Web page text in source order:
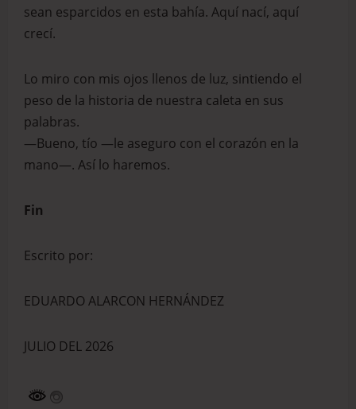
sean esparcidos en esta bahía. Aquí nací, aquí
crecí.
Lo miro con mis ojos llenos de luz, sintiendo el
peso de la historia de nuestra caleta en sus
palabras.
—Bueno, tío —le aseguro con el corazón en la
mano—. Así lo haremos.
Fin
Escrito por:
EDUARDO ALARCON HERNÁNDEZ
JULIO DEL 2026